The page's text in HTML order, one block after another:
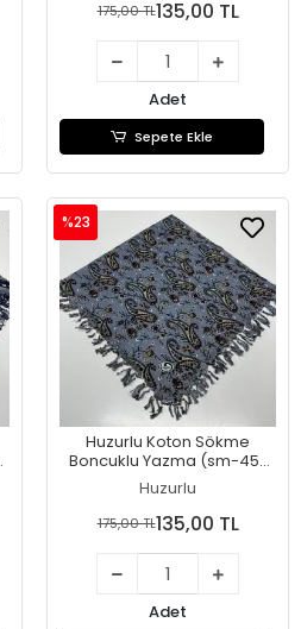
175,00 TL135,00 TL
Adet
Sepete Ekle
Huzurlu Koton Sökme
Boncuklu Yazma (sm-45-
12)
Huzurlu
%23
175,00 TL135,00 TL
Adet